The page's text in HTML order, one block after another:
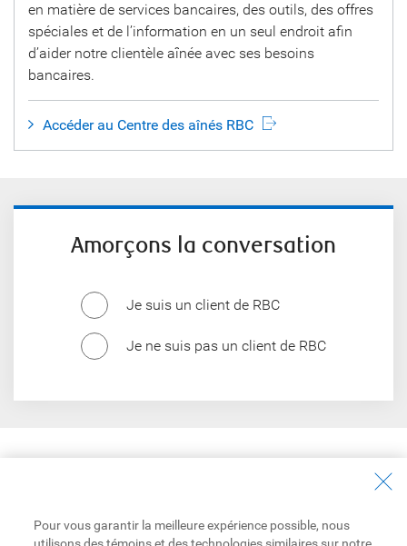
en matière de services bancaires, des outils, des offres
spéciales et de l’information en un seul endroit afin
d’aider notre clientèle aînée avec ses besoins
bancaires.
Accéder au Centre des aînés RBC
Amorçons la conversation
Je suis un client de RBC
Je ne suis pas un client de RBC
Pour vous garantir la meilleure expérience possible, nous